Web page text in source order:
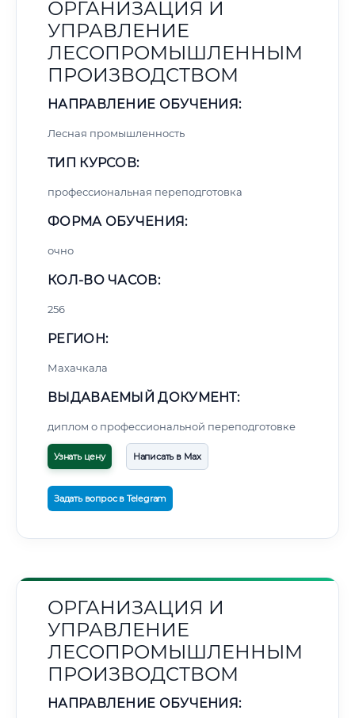
ОРГАНИЗАЦИЯ И
УПРАВЛЕНИЕ
ЛЕСОПРОМЫШЛЕННЫМ
ПРОИЗВОДСТВОМ
НАПРАВЛЕНИЕ ОБУЧЕНИЯ:
Лесная промышленность
ТИП КУРСОВ:
профессиональная переподготовка
ФОРМА ОБУЧЕНИЯ:
очно
КОЛ-ВО ЧАСОВ:
256
РЕГИОН:
Махачкала
ВЫДАВАЕМЫЙ ДОКУМЕНТ:
диплом о профессиональной переподготовке
Узнать цену Написать в Max
Задать вопрос в Telegram
ОРГАНИЗАЦИЯ И
УПРАВЛЕНИЕ
ЛЕСОПРОМЫШЛЕННЫМ
ПРОИЗВОДСТВОМ
НАПРАВЛЕНИЕ ОБУЧЕНИЯ: